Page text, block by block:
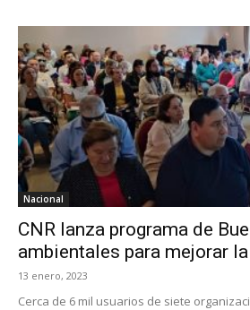
Nacional
CNR lanza programa de
ambientales para mejorar
13 enero, 2023
Cerca de 6 mil usuarios de siete